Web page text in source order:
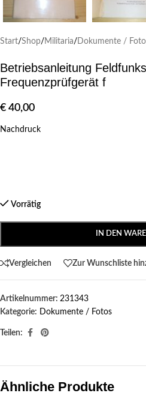
Start/Shop/ Militaria/ Dokumente /
Betriebsanleitung
Frequenzprüfgerät f
€ 40,00
Nachdruck
Vorrätig
IN DEN
Vergleichen Zur Wunschliste
Artikelnummer: 231343
Kategorie: Dokumente / Fotos
Teilen:
Ähnliche Produkte